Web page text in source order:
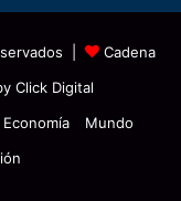
|
Cadena
Click Digital
Economía
Mundo